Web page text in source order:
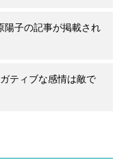
子の記事が掲載され
ティブな感情は敵で